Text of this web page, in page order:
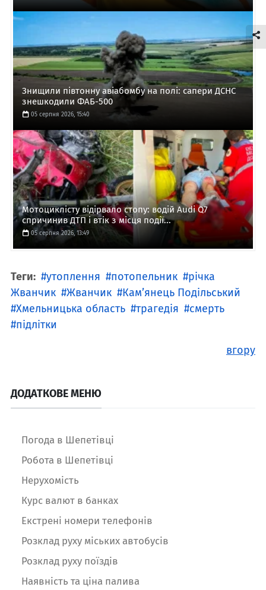
Знищили півтонну авіабомбу на полі: сапери ДСНС
знешкодили ФАБ-500
05 серпня 2026, 15:40
Мотоциклісту відірвало стопу: водій Audi Q7
спричинив ДТП і втік з місця події...
05 серпня 2026, 13:49
Теги: утоплення потопельник
річка
Жванчик
Жванчик
Кам’янець Подільський
Хмельницька область
трагедія
смерть
підлітки
вгору
ДОДАТКОВЕ МЕНЮ
Погода в Шепетівці
Робота в Шепетівці
Нерухомість
Курс валют в банках
Екстрені номери телефонів
Розклад руху міських автобусів
Розклад руху поїздів
Наявність та ціна палива